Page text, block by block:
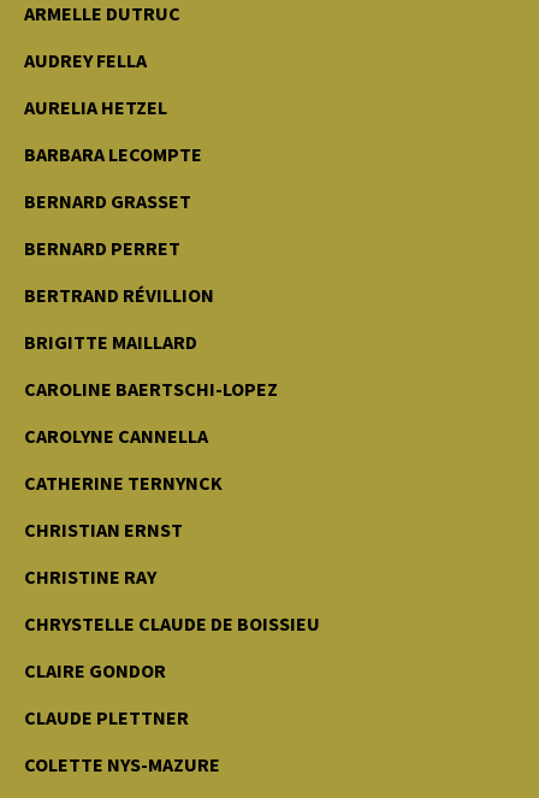
ARMELLE DUTRUC
AUDREY FELLA
AURELIA HETZEL
BARBARA LECOMPTE
BERNARD GRASSET
BERNARD PERRET
BERTRAND RÉVILLION
BRIGITTE MAILLARD
CAROLINE BAERTSCHI-LOPEZ
CAROLYNE CANNELLA
CATHERINE TERNYNCK
CHRISTIAN ERNST
CHRISTINE RAY
CHRYSTELLE CLAUDE DE BOISSIEU
CLAIRE GONDOR
CLAUDE PLETTNER
COLETTE NYS-MAZURE